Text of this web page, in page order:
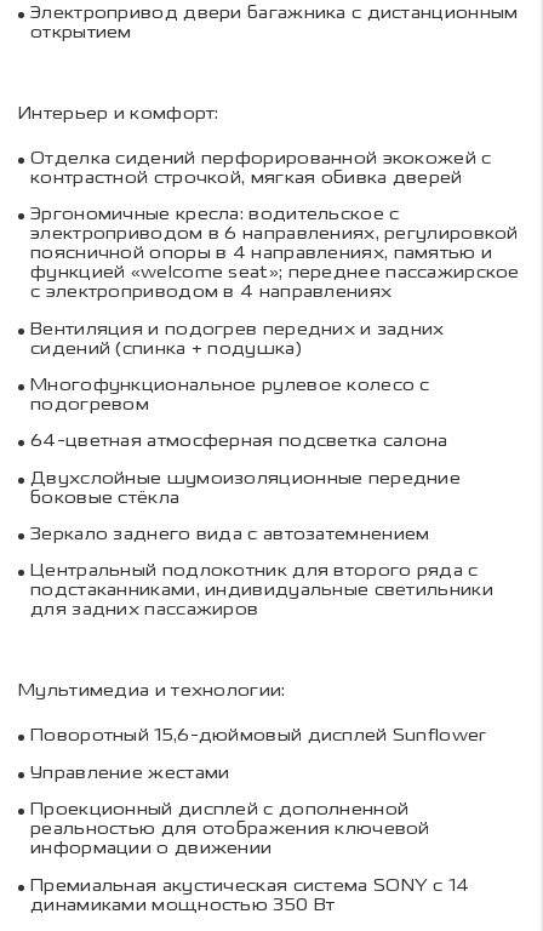
Электропривод двери багажника с дистанционным
открытием
Интерьер и комфорт:
Отделка сидений перфорированной экокожей с
контрастной строчкой, мягкая обивка дверей
Эргономичные кресла: водительское с
электроприводом в 6 направлениях, регулировкой
поясничной опоры в 4 направлениях, памятью и
функцией «welcome seat»; переднее пассажирское
с электроприводом в 4 направлениях
Вентиляция и подогрев передних и задних
сидений (спинка + подушка)
Многофункциональное рулевое колесо с
подогревом
64-цветная атмосферная подсветка салона
Двухслойные шумоизоляционные передние
боковые стёкла
Зеркало заднего вида с автозатемнением
Центральный подлокотник для второго ряда с
подстаканниками, индивидуальные светильники
для задних пассажиров
Мультимедиа и технологии:
Поворотный 15,6-дюймовый дисплей Sunflower
Управление жестами
Проекционный дисплей с дополненной
реальностью для отображения ключевой
информации о движении
Премиальная акустическая система SONY с 14
динамиками мощностью 350 Вт